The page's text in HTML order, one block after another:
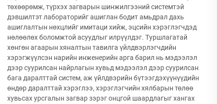
төхөөрөмж, түрхэх загварын шинжилгээний системтэй
дэвшилтэт лабораторийг ашиглан бодит амьдрал дахь
ашиглалтын нөхцлийг имитаци хийж, эцсийн хэрэглэгчдэд
нөлөөлөх боломжтой асуудлыг илрүүлдэг. Туршлагатай
хөнгөн агаарын хяналтын тавилга үйлдвэрлэгчдийн
хэрэгжүүлсэн нарийн инженерийн арга барил нь мэдээлэл
дээр суурилсан найрлагын хувьд мэдээлэл дээр суурилсан
бага даралттай систем, аж үйлдвэрийн бүтээгдэхүүнүүдийн
өндөр даралттай хэрэглээ, хэрэглэгчийн хялбарын төлөө
хувьсах урсгалын загвар зэрэг онцгой шаардлагыг хангах